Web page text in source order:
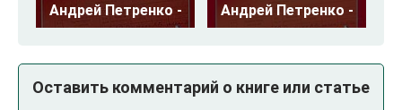
Андрей Петренко - Андрей Петренко -
Оставить комментарий о книге или статье